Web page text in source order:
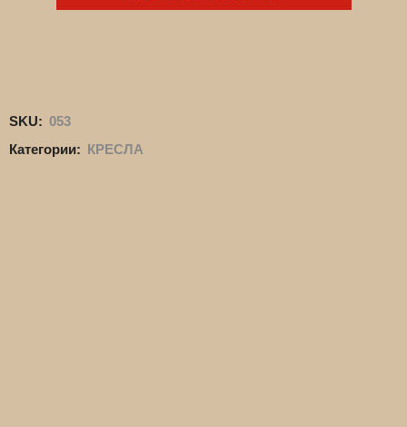
SKU: 053
Категории:
КРЕСЛА